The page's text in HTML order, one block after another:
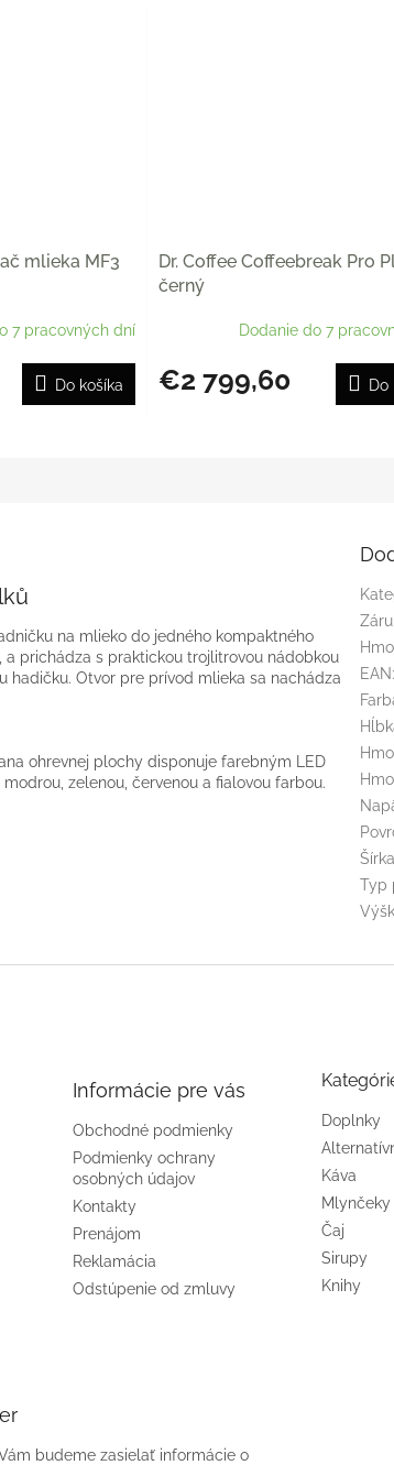
mlieka MF3
7 pracovných dní
Do košíka
Dr. Coffee Coffeebreak Pro
černý
Dodanie do 7
€2 799,60 Do
na mlieko do jedného kompaktného
a prichádza s praktickou trojlitrovou nádobkou
hadičku. Otvor pre prívod mlieka sa nachádza
ohrevnej plochy disponuje farebným LED
zelenou, červenou a fialovou farbou.
EAN:
Typ
Informácie pre vás
Obchodné podmienky
Podmienky ochrany
osobných údajov
Kontakty
Prenájom
Reklamácia
Odstúpenie od zmluvy
Doplnky
Káva
Mlynčeky
Čaj
Sirupy
Knihy
budeme zasielať informácie o